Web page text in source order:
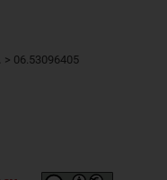
> 06.53096405